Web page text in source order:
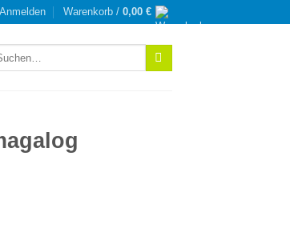
Anmelden Warenkorb / 0,00 €